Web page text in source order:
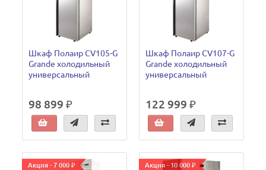
Шкаф Полаир CV105-G
Grande холодильный
универсальный
98 899 ₽
Шкаф Полаир CV107-G
Grande холодильный
универсальный
122 999 ₽
Акция - 7 000 ₽ Акция - 10 000 ₽